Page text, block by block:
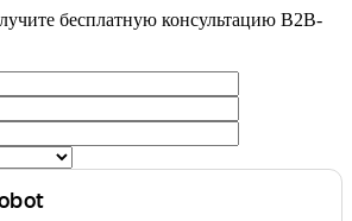
бесплатную консультацию B2B-